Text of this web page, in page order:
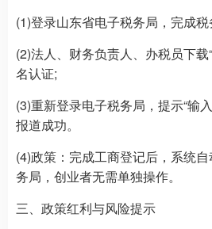
(1)登录山东省电子税务局，完成
(2)法人、财务负责人、办税员下
名认证;
(3)重新登录电子税务局，提示“输
报道成功。
(4)政策：完成工商登记后，系统
务局，创业者无需单独操作。
三、政策红利与风险提示